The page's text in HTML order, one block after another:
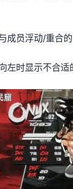
成员浮动/重合
左时显示不合适